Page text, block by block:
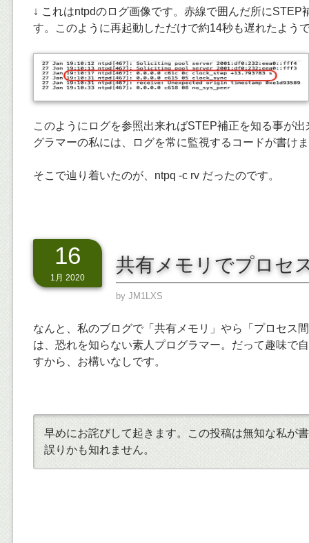
↓ これはntpdのログ画像です。赤線で囲んだ所にSTEP
す。このように再起動しただけで約14秒も遅れたよう
このようにログを参照出来ればSTEP補正を知る事が
グラマーの私には、ログを常に監視するコードが書け
そこで辿り着いたのが、ntpq -c rv だったのです。
16
1月 2020
共有メモリでプロセ
by JM1LXS
なんと、私のブログで「共有メモリ」やら「プロセス
は、恐れを知らない素人プログラマー。だって趣味で
すから、お構いなしです。
早めにお詫びして起きます。この投稿は無知な私が
誤りかも知れません。